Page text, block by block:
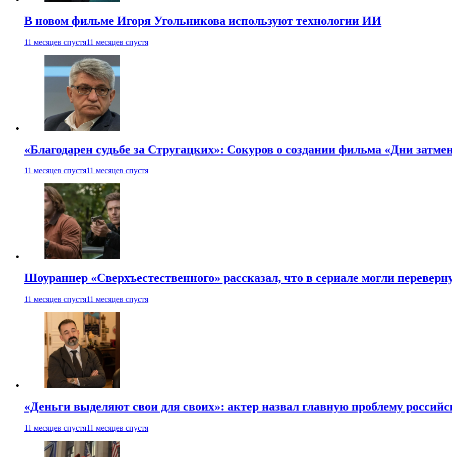
В новом фильме Игоря Угольникова используют технологии ИИ
11 месяцев спустя11 месяцев спустя
«Благодарен судьбе за Стругацких»: Сокуров о создании фильма «Дни
11 месяцев спустя11 месяцев спустя
Шоураннер «Сверхъестественного» рассказал, что в сериале могли
11 месяцев спустя11 месяцев спустя
«Деньги выделяют свои для своих»: актер назвал главную проблему
11 месяцев спустя11 месяцев спустя